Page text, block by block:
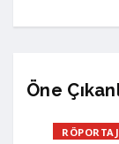
Öne
RÖPORTAJ